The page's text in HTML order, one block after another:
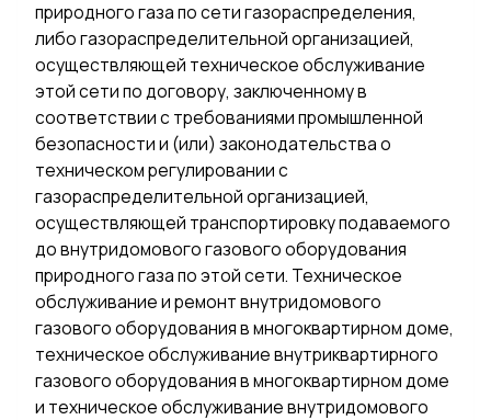
природного газа по сети газораспределения,
либо газораспределительной организацией,
осуществляющей техническое обслуживание
этой сети по договору, заключенному в
соответствии с требованиями промышленной
безопасности и (или) законодательства о
техническом регулировании с
газораспределительной организацией,
осуществляющей транспортировку подаваемого
до внутридомового газового оборудования
природного газа по этой сети. Техническое
обслуживание и ремонт внутридомового
газового оборудования в многоквартирном доме,
техническое обслуживание внутриквартирного
газового оборудования в многоквартирном доме
и техническое обслуживание внутридомового